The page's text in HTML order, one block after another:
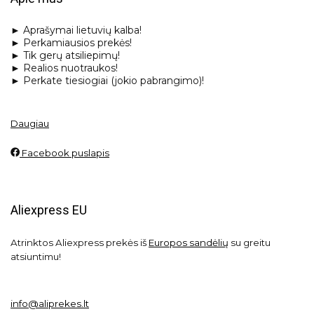
► Aprašymai lietuvių kalba!
► Perkamiausios prekės!
► Tik gerų atsiliepimų!
► Realios nuotraukos!
► Perkate tiesiogiai (jokio pabrangimo)!
Daugiau
Facebook puslapis
Aliexpress EU
Atrinktos Aliexpress prekės iš Europos sandėlių su greitu
atsiuntimu!
info@aliprekes.lt